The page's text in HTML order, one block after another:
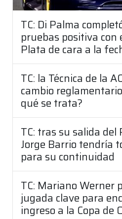
TC: Di Palma
pruebas positiva con
Plata de cara a la
TC: la Técnica de la
cambio
qué se trata?
TC: tras su salida del
Jorge Barrio tendría
para su continuidad
TC: Mariano Werner
jugada clave para
ingreso a la Copa de